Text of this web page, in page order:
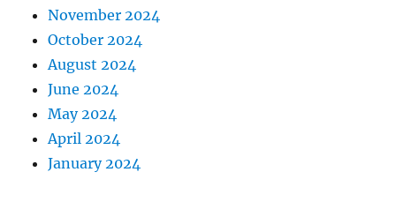
November 2024
October 2024
August 2024
June 2024
May 2024
April 2024
January 2024